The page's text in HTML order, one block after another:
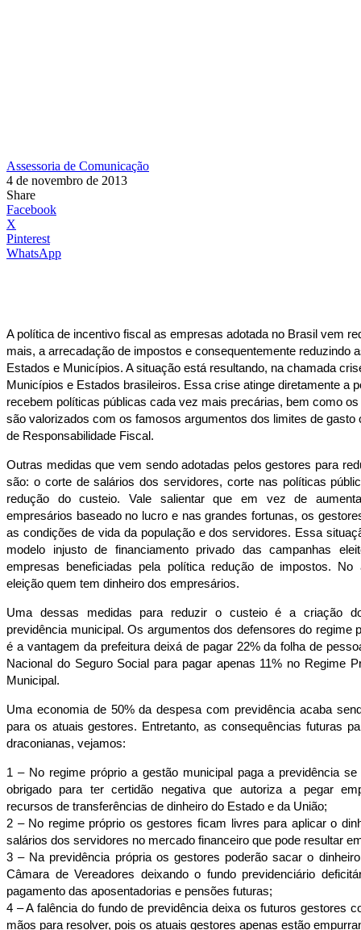
Assessoria de Comunicação
4 de novembro de 2013
Share
Facebook
X
Pinterest
WhatsApp
A política de incentivo fiscal as empresas adotada no Brasil vem
mais, a arrecadação de impostos e consequentemente reduzindo
Estados e Municípios. A situação está resultando, na chamada
Municípios e Estados brasileiros. Essa crise atinge diretamente a
recebem políticas públicas cada vez mais precárias, bem como
são valorizados com os famosos argumentos dos limites de gasto
de Responsabilidade Fiscal.
Outras medidas que vem sendo adotadas pelos gestores para
são: o corte de salários dos servidores, corte nas políticas
redução do custeio. Vale salientar que em vez de
empresários baseado no lucro e nas grandes fortunas, os
as condições de vida da população e dos servidores. Essa
modelo injusto de financiamento privado das campanhas
empresas beneficiadas pela política redução de impostos. No
eleição quem tem dinheiro dos empresários.
Uma dessas medidas para reduzir o custeio é a criação
previdência municipal. Os argumentos dos defensores do regime
é a vantagem da prefeitura deixá de pagar 22% da folha de
Nacional do Seguro Social para pagar apenas 11% no Regime
Municipal.
Uma economia de 50% da despesa com previdência acaba
para os atuais gestores. Entretanto, as consequências futuras
draconianas, vejamos:
1 – No regime próprio a gestão municipal paga a previdência
obrigado para ter certidão negativa que autoriza a pegar
recursos de transferências de dinheiro do Estado e da União;
2 – No regime próprio os gestores ficam livres para aplicar o
salários dos servidores no mercado financeiro que pode resultar
3 – Na previdência própria os gestores poderão sacar o
Câmara de Vereadores deixando o fundo previdenciário
pagamento das aposentadorias e pensões futuras;
4 – A falência do fundo de previdência deixa os futuros gestores
mãos para resolver, pois os atuais gestores apenas estão